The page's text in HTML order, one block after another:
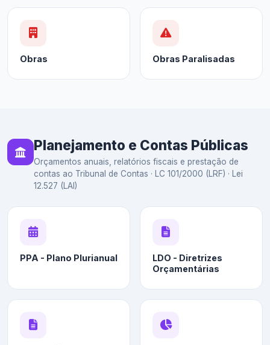
Obras Obras Paralisadas
Planejamento e Contas Públicas
Orçamentos anuais, relatórios fiscais e prestação de
contas ao Tribunal de Contas · LC 101/2000 (LRF) · Lei
12.527 (LAI)
PPA - Plano Plurianual
LDO - Diretrizes
Orçamentárias